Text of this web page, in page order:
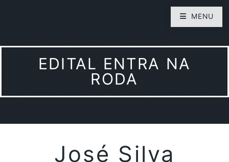
EDITAL ENTRA NA
RODA
José Silva
MENU